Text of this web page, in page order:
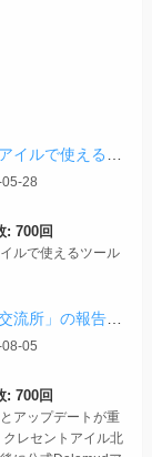
クレセントアイルで使えるツール情報まとめ【2026/07/30更新】
28
: 700回
ルで使えるツール
「とらめも交流所」の報告 2026/08/03
05
: 700回
アップデートが重
レセントアイル北